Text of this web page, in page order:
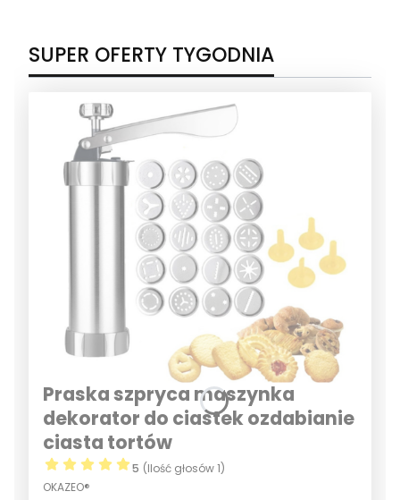
SUPER OFERTY TYGODNIA
Praska szpryca maszynka
dekorator do ciastek ozdabianie
ciasta tortów
5 (Ilość głosów 1)
OKAZEO®